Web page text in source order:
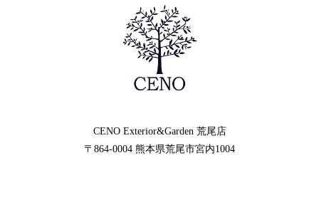
CENO Exterior&Garden荒尾店
〒864-0004 熊本県荒尾市宮内1004